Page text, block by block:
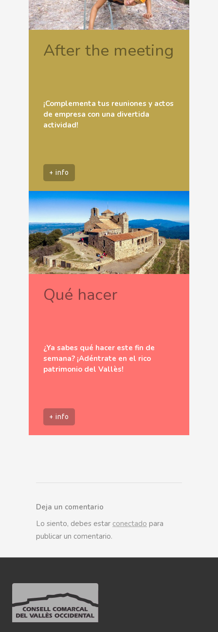
After the meeting
¡Complementa tus reuniones y actos
de empresa con una divertida
actividad!
+ info
Qué hacer
¿Ya sabes qué hacer este fin de
semana? ¡Adéntrate en el rico
patrimonio del Vallès!
+ info
Deja un comentario
Lo siento, debes estar conectado para
publicar un comentario.